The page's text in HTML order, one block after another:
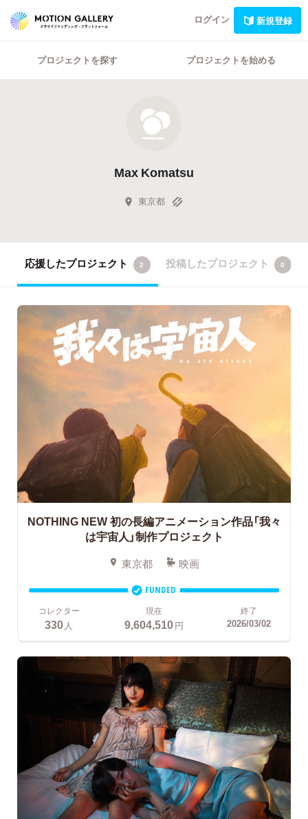
ログイン 新規登録
プロジェクトを探す プロジェクトを始める
Max Komatsu
東京都
応援したプロジェクト 2 投稿したプロジェクト 0
NOTHING NEW 初の長編アニメーション作品「我々
は宇宙人」制作プロジェクト
東京都 映画
FUNDED
コレクター
330 人
現在
9,604,510円
終了
2026/03/02